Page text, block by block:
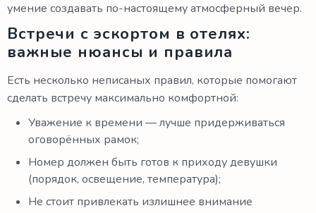
умение создавать по-настоящему атмосферный вечер.
Встречи с эскортом в отелях:
важные нюансы и правила
Есть несколько неписаных правил, которые помогают
сделать встречу максимально комфортной:
Уважение к времени — лучше придерживаться
оговорённых рамок;
Номер должен быть готов к приходу девушки
(порядок, освещение, температура);
Не стоит привлекать излишнее внимание